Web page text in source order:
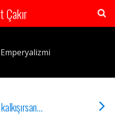
Çakır